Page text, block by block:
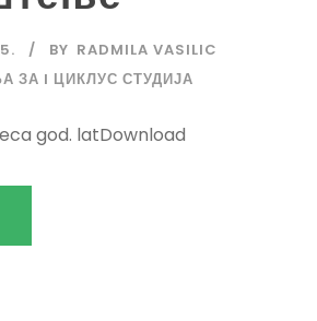
BY RADMILA VASILIC
ЗА I ЦИКЛУС СТУДИЈА
god. latDownload